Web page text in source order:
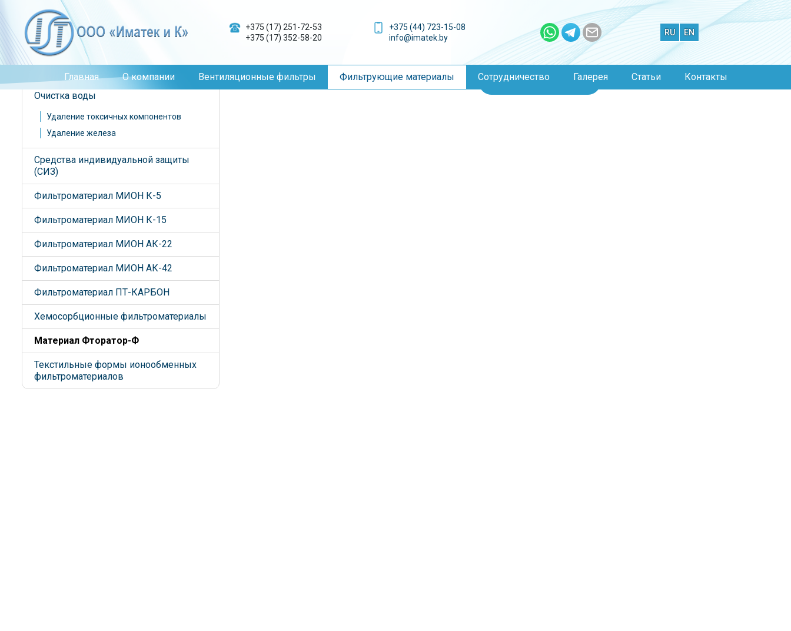
+375 (17) 251-72-53
+375 (17) 352-58-20
+375 (44) 723-15-08
info@imatek.by
RU EN
Главная О компании Вентиляционные фильтры Фильтрующие материалы Сотрудничество Галерея Статьи Контакты
Главная / Фильтрующие материалы
Области применения
Очистка воздуха
Очистка воды
Удаление токсичных компонентов
Удаление железа
Средства индивидуальной защиты
(СИЗ)
Фильтроматериал МИОН К-5
Фильтроматериал МИОН К-15
Фильтроматериал МИОН АК-22
Фильтроматериал МИОН АК-42
Фильтроматериал ПТ-КАРБОН
Хемосорбционные фильтроматериалы
Материал Фторатор-Ф
Текстильные формы ионообменных
фильтроматериалов
Материал Фторатор-Ф
Консультация